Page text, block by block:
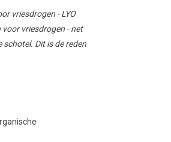
vriesdrogen - LYO
voor vriesdrogen - net
schotel. Dit is de reden